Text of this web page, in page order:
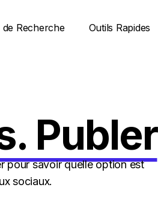
de Recherche Outils Rapides
Publer
pour savoir quelle option est
sociaux.